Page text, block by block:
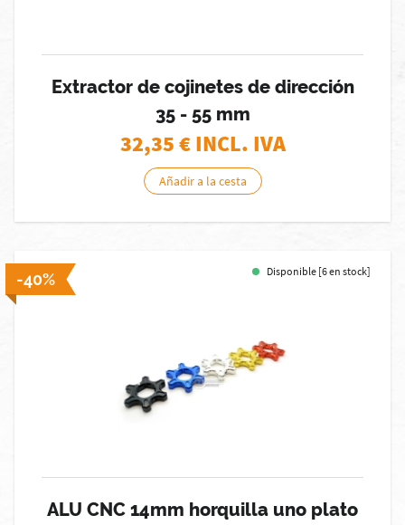
Extractor de cojinetes de dirección
35 - 55 mm
32,35€ INCL. IVA
Añadir a la cesta
-40% Disponible [6 en stock]
ALU CNC 14mm horquilla uno plato